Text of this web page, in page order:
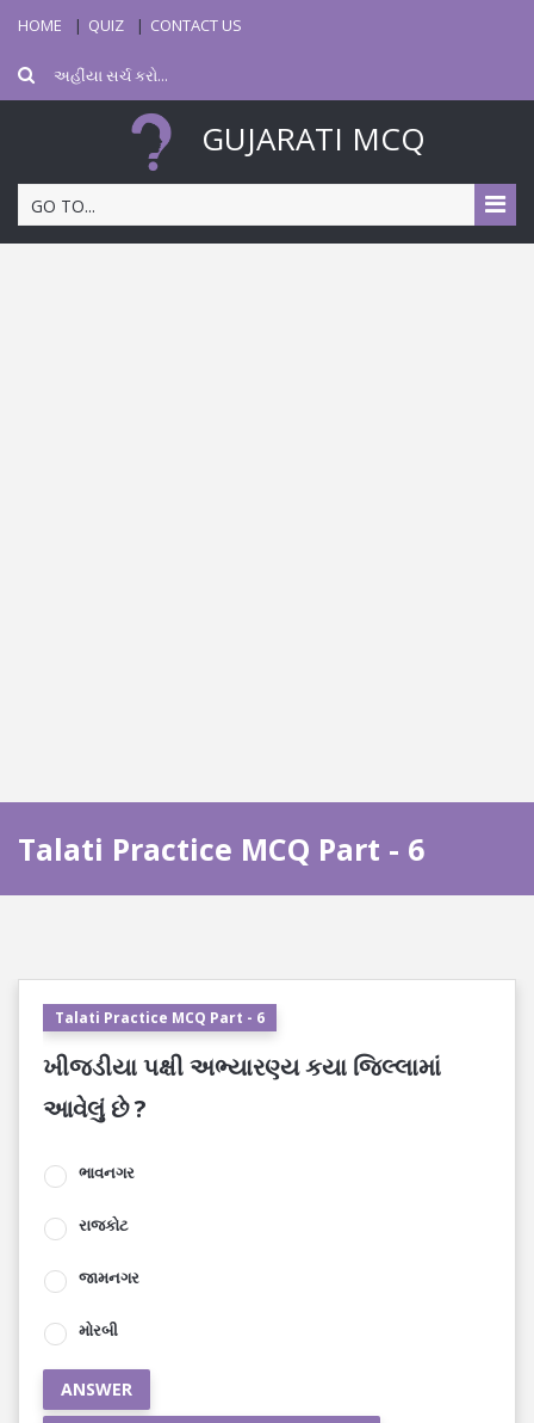
HOME QUIZ CONTACT US
GUJARATI MCQ
GO TO...
Talati Practice MCQ Part - 6
Talati Practice MCQ Part - 6
ખીજડીયા પક્ષી અભ્યારણ્ય કયા જિલ્લામાં
આવેલું છે ?
ભાવનગર
રાજકોટ
જામનગર
મોરબી
ANSWER